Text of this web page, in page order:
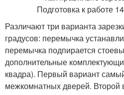
Различают три варианта
градусов: перемычка
перемычка подпирается
дополнительные
квадра). Первый вариант
межкомнатных дверей. Второй